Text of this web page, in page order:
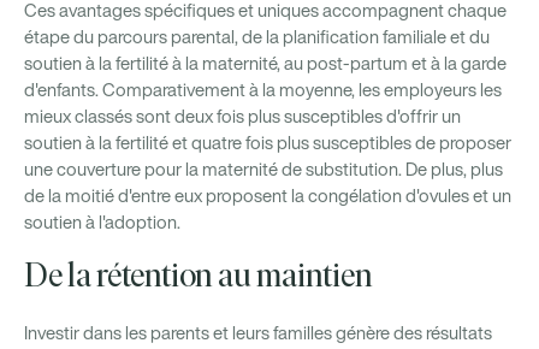
Ces avantages spécifiques et uniques accompagnent chaque
étape du parcours parental, de la planification familiale et du
soutien à la fertilité à la maternité, au post-partum et à la garde
d'enfants. Comparativement à la moyenne, les employeurs les
mieux classés sont deux fois plus susceptibles d'offrir un
soutien à la fertilité et quatre fois plus susceptibles de proposer
une couverture pour la maternité de substitution. De plus, plus
de la moitié d'entre eux proposent la congélation d'ovules et un
soutien à l'adoption.
De la rétention au maintien
Investir dans les parents et leurs familles génère des résultats